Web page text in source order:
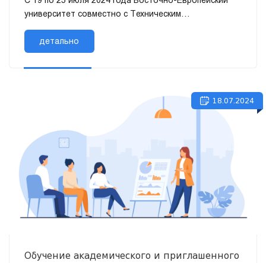
университет совместно с Техническим
университетом Ашаффенбурга (Германия) и
Тбилисским гуманитарным университетом провел...
детально
18.07.2024
Обучение академического и приглашенного